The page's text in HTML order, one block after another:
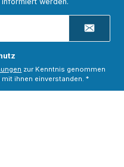
zur Kenntnis genommen
ihnen einverstanden. *